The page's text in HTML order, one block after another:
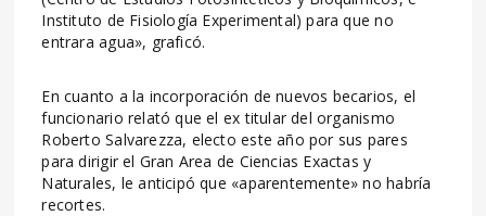
Instituto de Fisiología Experimental) para que no
entrara agua», graficó.
En cuanto a la incorporación de nuevos becarios, el
funcionario relató que el ex titular del organismo
Roberto Salvarezza, electo este año por sus pares
para dirigir el Gran Area de Ciencias Exactas y
Naturales, le anticipó que «aparentemente» no habría
recortes.